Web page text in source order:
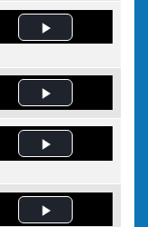
Play Video
Play Video
Play Video
Play Video